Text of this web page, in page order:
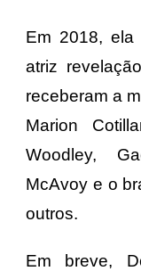
Em 2018, ela
atriz
receberam a
Marion
Woodley,
McAvoy e o
outros.
Em breve,